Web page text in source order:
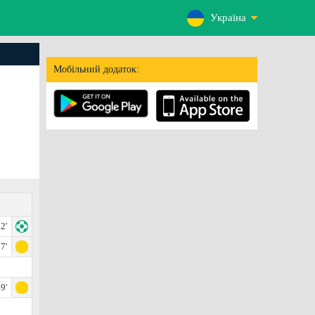
Україна
Мобільний додаток:
2'